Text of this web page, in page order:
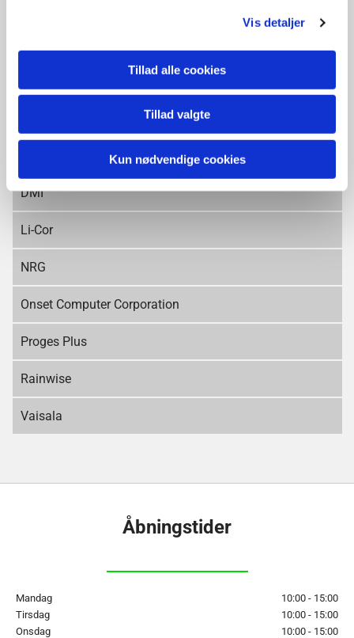
Vis detaljer
Tillad alle cookies
Tillad valgte
Kun nødvendige cookies
Aanderaa Instruments
DMI
Li-Cor
NRG
Onset Computer Corporation
Proges Plus
Rainwise
Vaisala
Åbningstider
Mandag
10:00 - 15:00
Tirsdag
10:00 - 15:00
Onsdag
10:00 - 15:00